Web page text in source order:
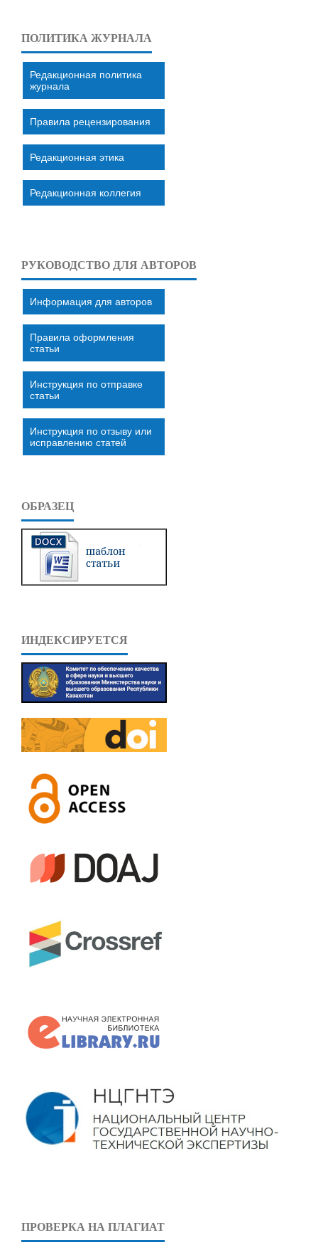
ПОЛИТИКА ЖУРНАЛА
Редакционная политика
журнала
Правила рецензирования
Редакционная этика
Редакционная коллегия
РУКОВОДСТВО ДЛЯ АВТОРОВ
Информация для авторов
Правила оформления
статьи
Инструкция по отправке
статьи
Инструкция по отзыву или
исправлению статей
ОБРАЗЕЦ
ИНДЕКСИРУЕТСЯ
ПРОВЕРКА НА ПЛАГИАТ